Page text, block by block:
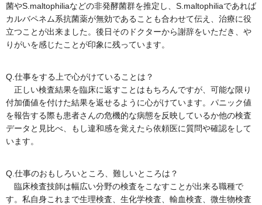
菌やS.maltophiliaなどの非発酵菌群を推定し、S.maltophiliaであれば
カルバペネム系抗菌薬が無効であることも合わせて伝え、治療に役
立つことが出来ました。後日そのドクターから謝辞をいただき、や
りがいを感じたことが印象に残っています。
Q.仕事をする上で心がけていることは？
正しい検査結果を臨床に返すことはもちろんですが、可能な限り
付加価値を付けた結果を返せるように心がけています。パニック値
を報告する際も患者さんの危機的な病態を反映しているか他の検査
データと見比べ、もし違和感を覚えたら依頼医に質問や確認をして
います。
Q.仕事のおもしろいところ、難しいところは？
臨床検査技師は幅広い分野の検査をこなすことが出来る職種で
す。私自身これまで生理検査、生化学検査、輸血検査、微生物検査